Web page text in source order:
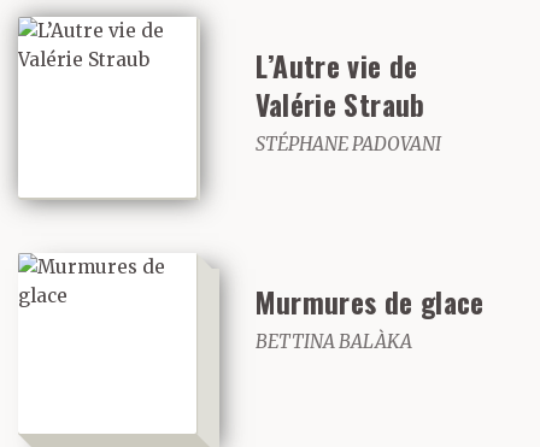
L’Autre vie de
Valérie Straub
STÉPHANE PADOVANI
Murmures de glace
BETTINA BALÀKA